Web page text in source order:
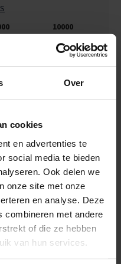
Over
cookies
en advertenties te
social media te bieden
Ook delen we
onze site met onze
en analyse. Deze
combineren met andere
of die ze hebben
van hun services.
10000
10000
€110,88